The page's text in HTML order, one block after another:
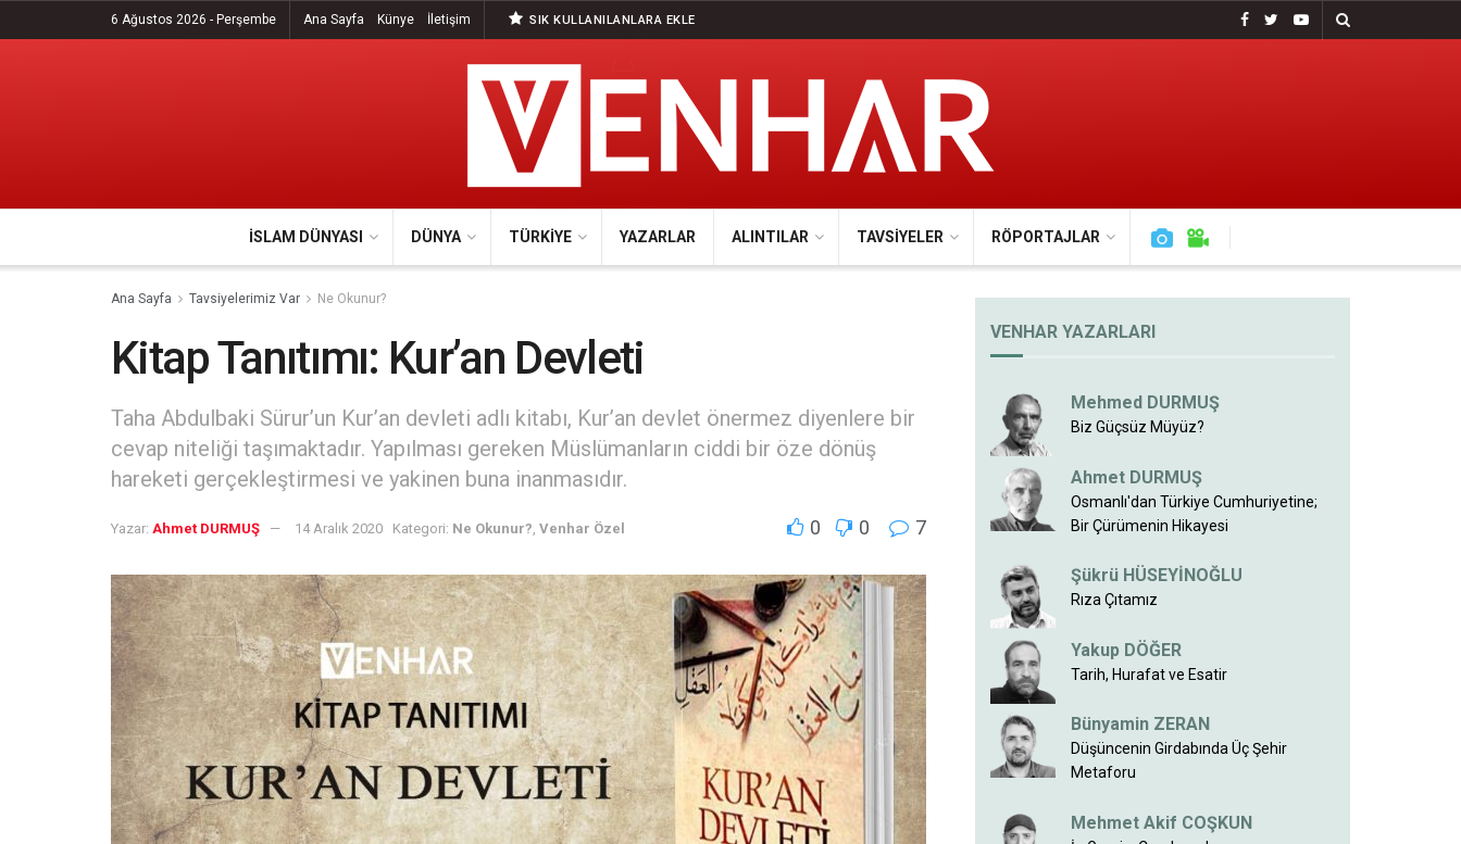
6 Ağustos 2026 - Perşembe Ana Sayfa Künye İletişim SIK KULLANILANLARA EKLE
İSLAM DÜNYASI DÜNYA TÜRKIYE YAZARLAR ALINTILAR TAVSIYELER RÖPORTAJLAR
Ana Sayfa Tavsiyelerimiz Var Ne Okunur?
Kitap Tanıtımı: Kur’an Devleti
Taha Abdulbaki Sürur’un Kur’an devleti adlı kitabı, Kur’an devlet önermez diyenlere bir
cevap niteliği taşımaktadır. Yapılması gereken Müslümanların ciddi bir öze dönüş
hareketi gerçekleştirmesi ve yakinen buna inanmasıdır.
Yazar: Ahmet DURMUŞ 14 Aralık 2020 Kategori: Ne Okunur? Venhar Özel 0 0 7
VENHAR YAZARLARI
Mehmed DURMUŞ
Biz Güçsüz Müyüz?
Ahmet DURMUŞ
Osmanlı'dan Türkiye Cumhuriyetine;
Bir Çürümenin Hikayesi
Şükrü HÜSEYİNOĞLU
Rıza Çıtamız
Yakup DÖĞER
Tarih, Hurafat ve Esatir
Bünyamin ZERAN
Düşüncenin Girdabında Üç Şehir
Metaforu
Mehmet Akif COŞKUN